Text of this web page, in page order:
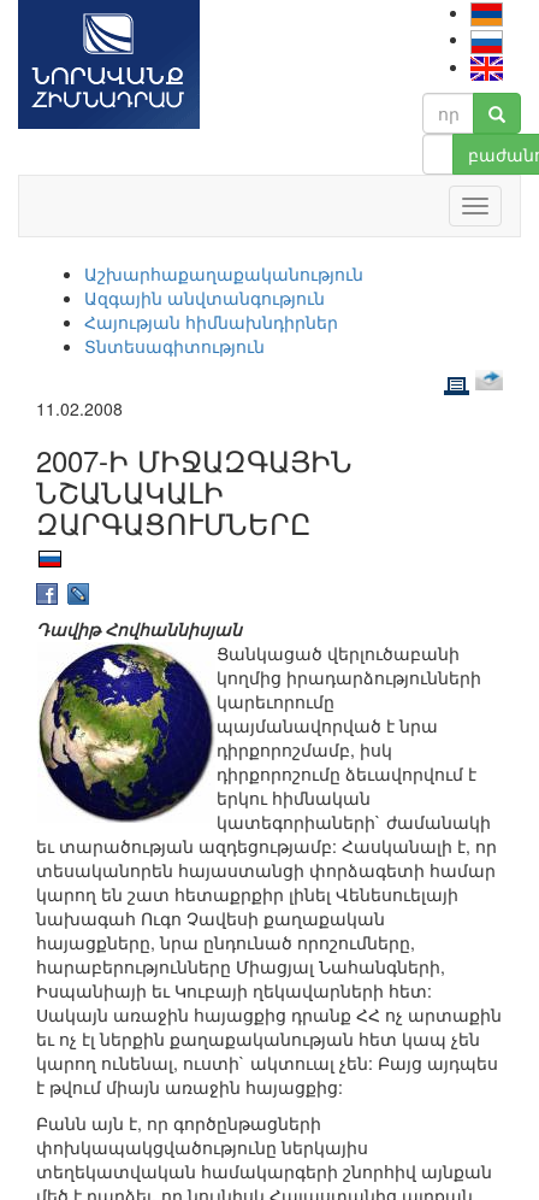
Աշխարհաքաղաքականություն
Ազգային անվտանգություն
Հայության հիմնախնդիրներ
Տնտեսագիտություն
11.02.2008
2007-Ի ՄԻՋԱԶԳԱՅԻՆ
ՆՇԱՆԱԿԱԼԻ
ԶԱՐԳԱՑՈՒՄՆԵՐԸ
Դավիթ Հովհաննիսյան
Ցանկացած վերլուծաբանի
կողմից իրադարձությունների
կարեւորումը
պայմանավորված է նրա
դիրքորոշմամբ, իսկ
դիրքորոշումը ձեւավորվում է
երկու հիմնական
կատեգորիաների` ժամանակի
եւ տարածության ազդեցությամբ: Հասկանալի է, որ
տեսականորեն հայաստանցի փորձագետի համար
կարող են շատ հետաքրքիր լինել Վենեսուելայի
նախագահ Ուգո Չավեսի քաղաքական
հայացքները, նրա ընդունած որոշումները,
հարաբերությունները Միացյալ Նահանգների,
Իսպանիայի եւ Կուբայի ղեկավարների հետ:
Սակայն առաջին հայացքից դրանք ՀՀ ոչ արտաքին
եւ ոչ էլ ներքին քաղաքականության հետ կապ չեն
կարող ունենալ, ուստի` ակտուալ չեն: Բայց այդպես
է թվում միայն առաջին հայացքից:
Բանն այն է, որ գործընթացների
փոխկապակցվածությունը ներկայիս
տեղեկատվական համակարգերի շնորհիվ այնքան